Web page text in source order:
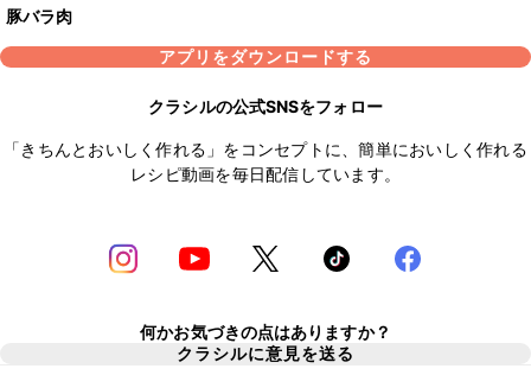
豚バラ肉
アプリをダウンロードする
クラシルの公式SNSをフォロー
「きちんとおいしく作れる」をコンセプトに、簡単においしく作れる
レシピ動画を毎日配信しています。
何かお気づきの点はありますか？
クラシルに意見を送る